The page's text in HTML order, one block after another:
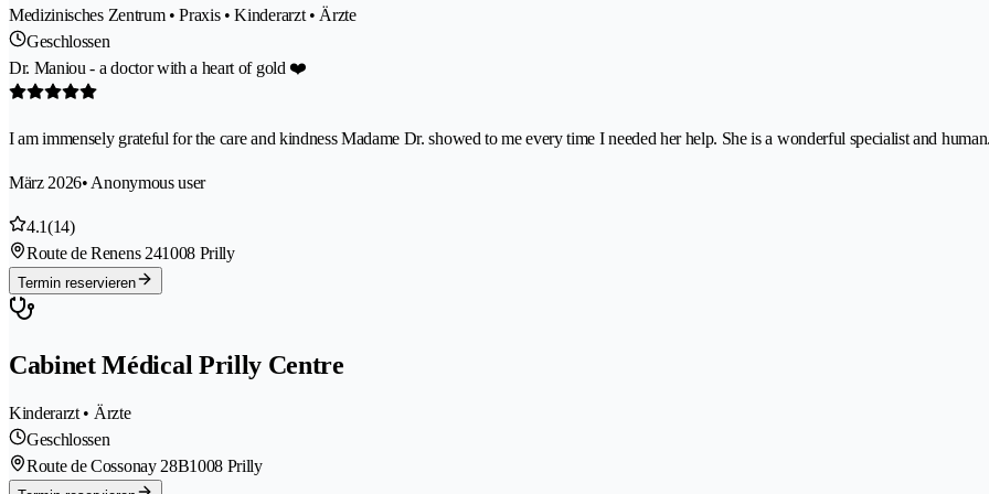
Medizinisches Zentrum • Praxis • Kinderarzt • Ärzte
Geschlossen
Dr. Maniou - a doctor with a heart of gold ❤️
I am immensely grateful for the care and kindness Madame Dr. showed to me every time I needed her help. She is a wonderful specialist and
März 2026• Anonymous user
4.1(14)
Route de Renens 241008 Prilly
Termin reservieren
Cabinet Médical Prilly Centre
Kinderarzt • Ärzte
Geschlossen
Route de Cossonay 28B1008 Prilly